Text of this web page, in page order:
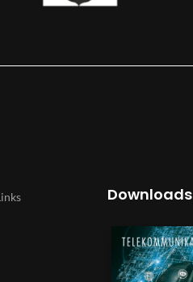
Downloads